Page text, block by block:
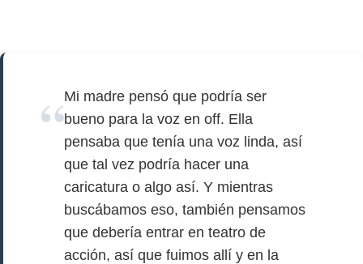
Mi madre pensó que podría ser
bueno para la voz en off. Ella
pensaba que tenía una voz linda, así
que tal vez podría hacer una
caricatura o algo así. Y mientras
buscábamos eso, también pensamos
que debería entrar en teatro de
acción, así que fuimos allí y en la